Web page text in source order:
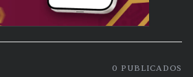
0 PUBLICADOS